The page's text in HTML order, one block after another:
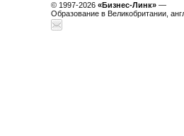
© 1997-2026 «Бизнес-Линк» —
Образование в Великобритании,